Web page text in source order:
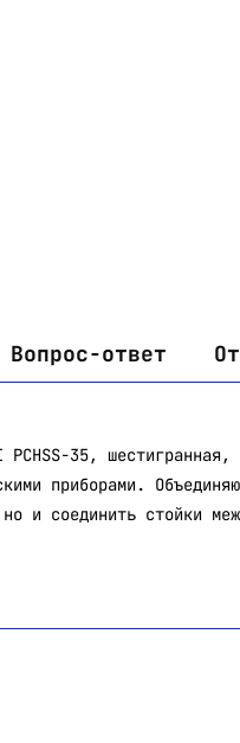
Вопрос-ответ
35,
приборами.
и соединить стойки